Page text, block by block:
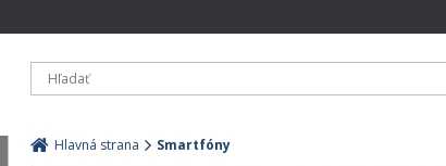
Hlavná strana Smartfóny